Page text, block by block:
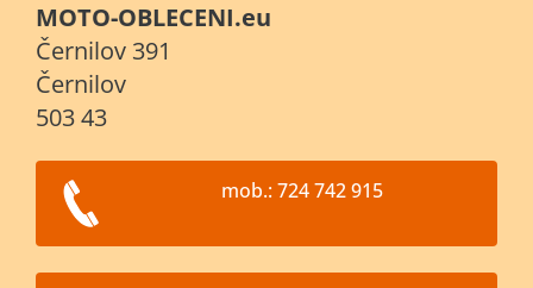
MOTO-OBLECENI.eu
Černilov 391
Černilov
503 43
mob.: 724 742 915